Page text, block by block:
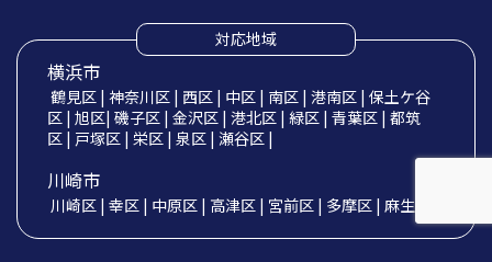
対応地域
横浜市
鶴見区 | 神奈川区 | 西区 | 中区 | 南区 | 港南区 | 保土ケ谷
区 | 旭区| 磯子区 | 金沢区 | 港北区 | 緑区 | 青葉区 | 都筑
区 | 戸塚区 | 栄区 | 泉区 | 瀬谷区 |
川崎市
川崎区 | 幸区 | 中原区 | 高津区 | 宮前区 | 多摩区 | 麻生区 |